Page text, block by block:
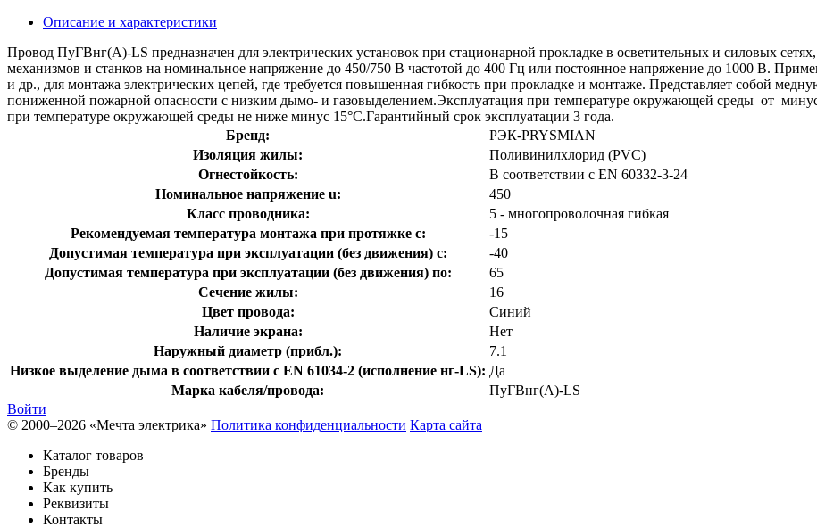
Описание и характеристики
Провод ПуГВнг(А)-LS предназначен для электрических установок при стационарной прокладке в осветительных и силовых
механизмов и станков на номинальное напряжение до 450/750 В частотой до 400 Гц или постоянное напряжение до 1000 В.
и др., для монтажа электрических цепей, где требуется повышенная гибкость при прокладке и монтаже. Представляет собой
пониженной пожарной опасности с низким дымо- и газовыделением.Эксплуатация при температуре окружающей среды от
при температуре окружающей среды не ниже минус 15°C.Гарантийный срок эксплуатации 3 года.
Бренд:
РЭК-PRYSMIAN
Изоляция жилы:
Поливинилхлорид (PVC)
Огнестойкость:
В соответствии с EN 60332-3-24
Номинальное напряжение u:
450
Класс проводника:
5 - многопроволочная гибкая
Рекомендуемая температура монтажа при протяжке с:
-15
Допустимая температура при эксплуатации (без движения) с:
-40
Допустимая температура при эксплуатации (без движения) по:
65
Сечение жилы:
16
Цвет провода:
Синий
Наличие экрана:
Нет
Наружный диаметр (прибл.):
7.1
Низкое выделение дыма в соответствии с EN 61034-2 (исполнение нг-LS): Да
Марка кабеля/провода:
ПуГВнг(А)-LS
Войти
© 2000–2026 «Мечта электрика» Политика конфиденциальности Карта сайта
Каталог товаров
Бренды
Как купить
Реквизиты
Контакты